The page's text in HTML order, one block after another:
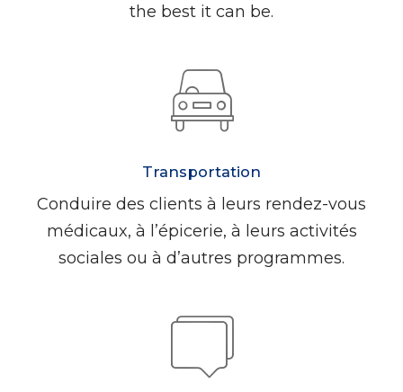
the best it can be.
Transportation
Conduire des clients à leurs rendez-vous
médicaux, à l’épicerie, à leurs activités
sociales ou à d’autres programmes.